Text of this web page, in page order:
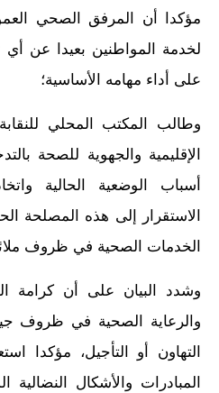
مؤكدا أن المرفق الصحي
لخدمة المواطنين بعيدا عن أي
على أداء مهامه الأساسية؛
وطالب المكتب المحلي
الإقليمية والجهوية للصحة
أسباب الوضعية الحالية
الاستقرار إلى هذه المصلحة
الخدمات الصحية في ظروف
وشدد البيان على أن كرامة
والرعاية الصحية في ظروف
التهاون أو التأجيل، مؤكدا
المبادرات والأشكال